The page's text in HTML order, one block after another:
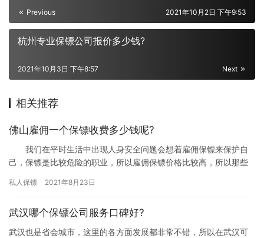
Previous 2021年10月2日 下午9:53
杭州专业保镖公司报价多少钱?
Next
2021年10月3日 下午8:57
相关推荐
佛山雇佣一个保镖收费多少钱呢?
我们在平时生活中出现人身安全问题会想着雇佣保镖来保护自
己，保镖是比较危险的职业，所以雇佣保镖价格比较高，所以那些
呢?”…
私人保镖 2021年8月23日
武汉哪个保镖公司服务口碑好?
武汉也是省会城市，这里的各方面发展都非常不错，所以在武汉可